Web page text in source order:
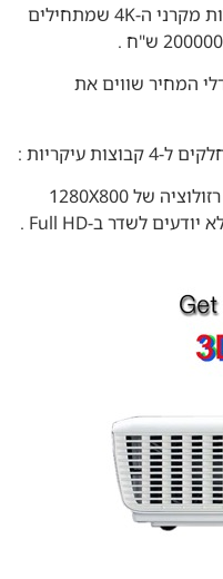
ובסוף נמכרים כיום ביחידות לא גדולות מקרני ה-4K שמתחילים
המחיר שווים את
עיקריות :
מקרני HD Ready – אלו מקרנים עם רזולוציה של 1280X800